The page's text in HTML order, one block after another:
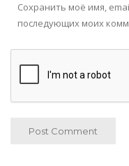
Сохранить моё имя,
последующих моих